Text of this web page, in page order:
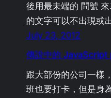
後用最未端的 問號
的文字可以不出現或
July 23, 2012
傳說中的
跟大部份的公司一樣
班也要打卡，但是身